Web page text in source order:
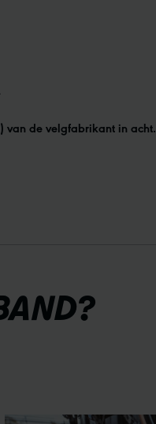
van de velgfabrikant in acht.